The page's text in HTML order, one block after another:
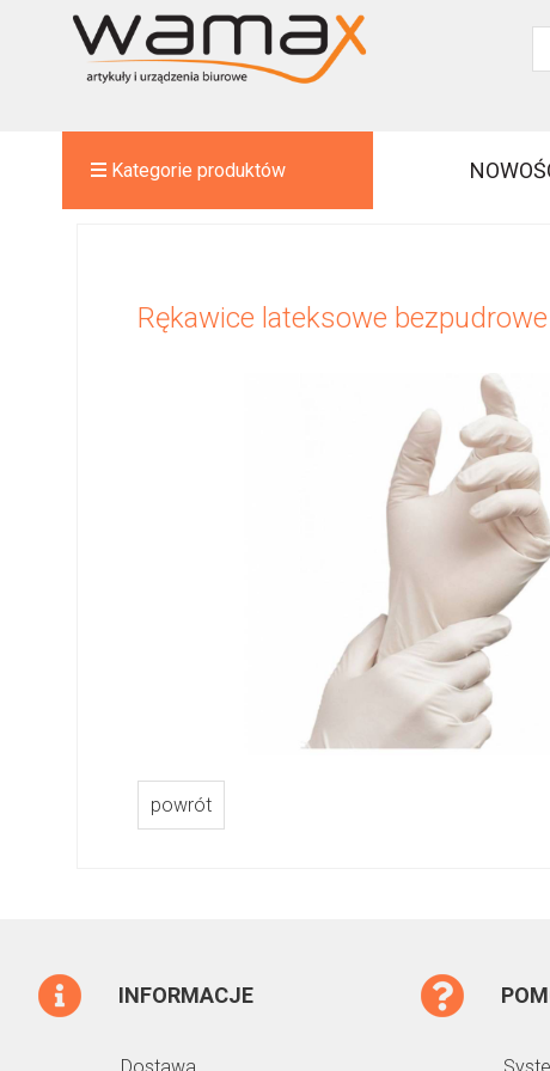
Kategorie produktów
Rękawice lateksowe
powrót
INFORMACJE